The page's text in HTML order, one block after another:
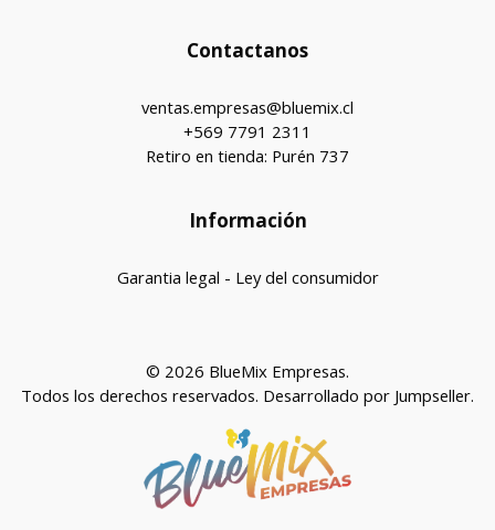
Contactanos
ventas.empresas@bluemix.cl
+569 7791 2311
Retiro en tienda: Purén 737
Información
Garantia legal - Ley del consumidor
© 2026 BlueMix Empresas.
Todos los derechos reservados. Desarrollado por Jumpseller.